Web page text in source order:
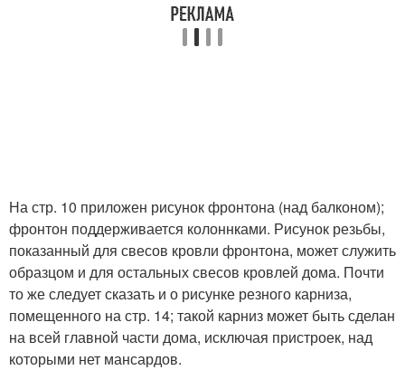
На стр. 10 приложен рисунок фронтона (над балконом);
фронтон поддерживается колоннками. Рисунок резьбы,
показанный для свесов кровли фронтона, может служить
образцом и для остальных свесов кровлей дома. Почти
то же следует сказать и о рисунке резного карниза,
помещенного на стр. 14; такой карниз может быть сделан
на всей главной части дома, исключая пристроек, над
которыми нет мансардов.